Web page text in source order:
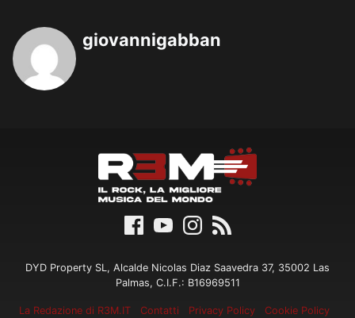
giovannigabban
DYD Property SL, Alcalde Nicolas Diaz Saavedra 37, 35002 Las
Palmas, C.I.F.: B16969511
La Redazione di R3M.IT Contatti Privacy Policy Cookie Policy